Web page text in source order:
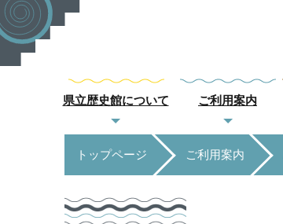
県立歴史館について ご利用案内
トップページ ご利用案内